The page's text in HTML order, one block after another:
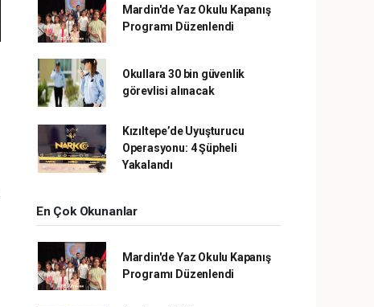
Mardin'de Yaz Okulu Kapanış
Programı Düzenlendi
Okullara 30 bin güvenlik
görevlisi alınacak
Kızıltepe’de Uyuşturucu
Operasyonu: 4 Şüpheli
Yakalandı
En Çok Okunanlar
Mardin'de Yaz Okulu Kapanış
Programı Düzenlendi